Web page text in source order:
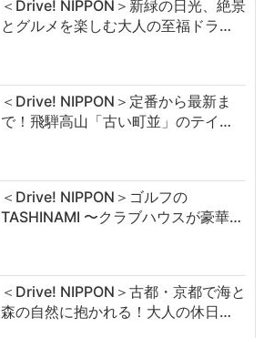
＜Drive! NIPPON＞新緑の日光、絶景
とグルメを楽しむ大人の至福ドラ…
＜Drive! NIPPON＞定番から最新ま
で！飛騨高山「古い町並」のテイ…
＜Drive! NIPPON＞ゴルフの
TASHINAMI 〜クラブハウスが豪華…
＜Drive! NIPPON＞古都・京都で海と
森の自然に抱かれる！大人の休日…